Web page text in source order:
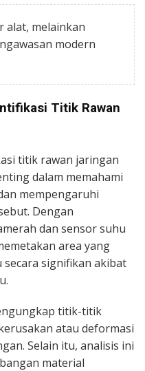
alat, melainkan
modern
Titik Rawan
titik rawan jaringan
dalam memahami
mempengaruhi
Dengan
dan sensor suhu
area yang
signifikan akibat
titik-titik
atau deformasi
Selain itu, analisis ini
material